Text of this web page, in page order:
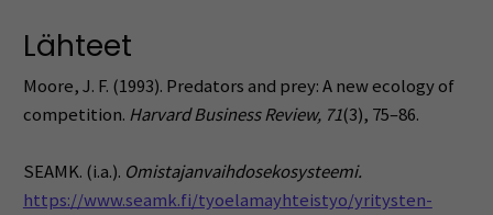
Lähteet
Moore, J. F. (1993). Predators and prey: A new ecology of
competition. Harvard Business Review, 71(3), 75–86.
SEAMK. (i.a.). Omistajanvaihdosekosysteemi.
https://www.seamk.fi/tyoelamayhteistyo/yritysten-